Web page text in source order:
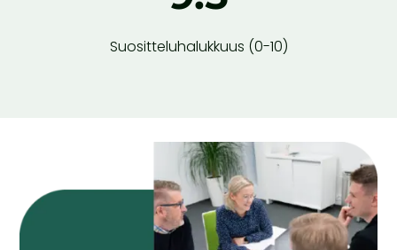
Suositteluhalukkuus (0-10)